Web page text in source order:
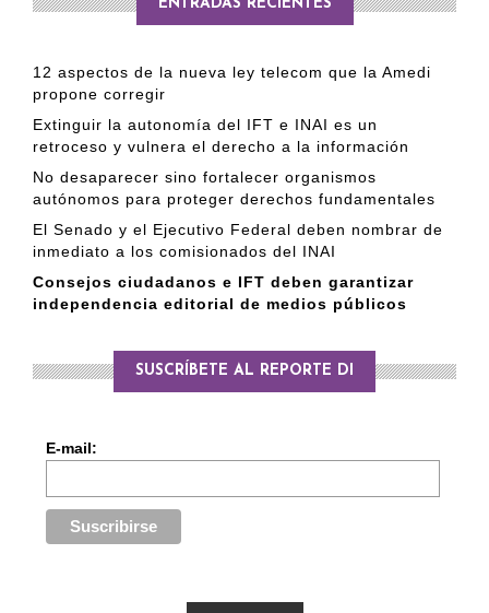
ENTRADAS RECIENTES
12 aspectos de la nueva ley telecom que la Amedi
propone corregir
Extinguir la autonomía del IFT e INAI es un
retroceso y vulnera el derecho a la información
No desaparecer sino fortalecer organismos
autónomos para proteger derechos fundamentales
El Senado y el Ejecutivo Federal deben nombrar de
inmediato a los comisionados del INAI
Consejos ciudadanos e IFT deben garantizar
independencia editorial de medios públicos
SUSCRÍBETE AL REPORTE DI
E-mail: